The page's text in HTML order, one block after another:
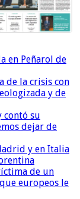
en Peñarol de
de la crisis con
y de
contó su
dejar de
y en Italia
de un
europeos le